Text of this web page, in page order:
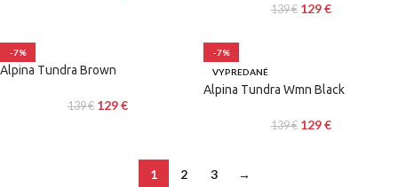
139€ 129€
-7%
Alpina Tundra Brown
139€ 129€
-7%
VYPREDANÉ
Alpina Tundra Wmn Black
139€ 129€
1 2 3 →